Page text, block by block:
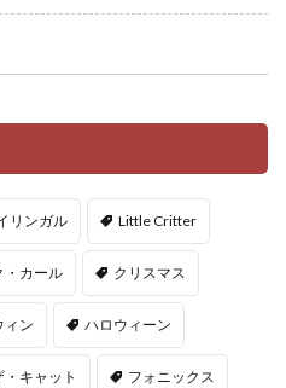
リンガル Little Critter
・カール クリスマス
ィン ハロウィーン
・キャット フォニックス